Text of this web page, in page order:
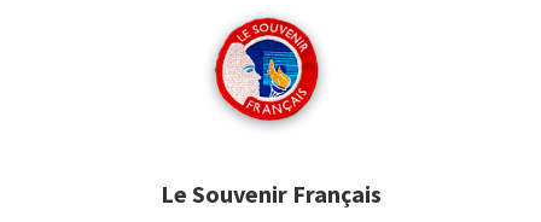
Le Souvenir Français